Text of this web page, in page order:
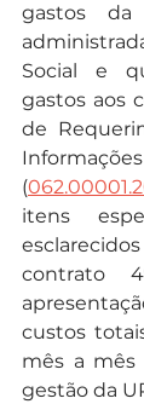
gastos
Social e
gastos aos
de
(
itens
contrato
custos
mês a mês
gestão da